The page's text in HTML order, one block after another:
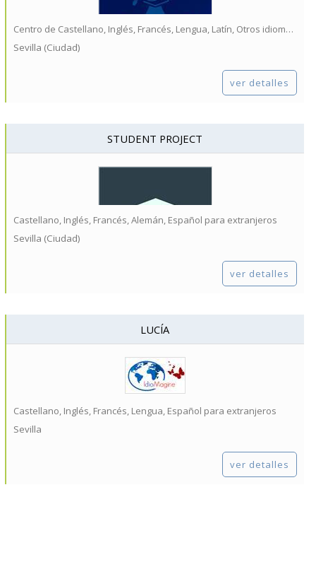
Centro de Castellano, Inglés, Francés, Lengua, Latín, Otros idiomas...
Sevilla (Ciudad)
ver detalles
STUDENT PROJECT
Castellano, Inglés, Francés, Alemán, Español para extranjeros
Sevilla (Ciudad)
ver detalles
LUCÍA
Castellano, Inglés, Francés, Lengua, Español para extranjeros
Sevilla
ver detalles